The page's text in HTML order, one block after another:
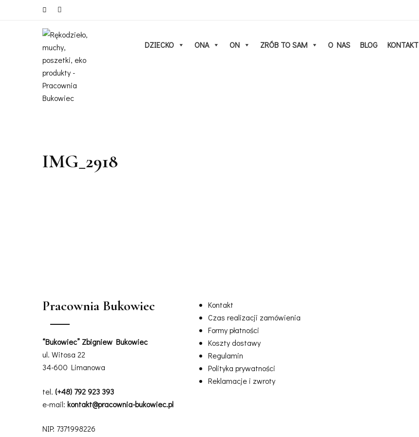
DZIECKO ONA ON ZRÓB TO SAM O NAS BLOG KONTAKT
IMG_2918
Pracownia Bukowiec
“Bukowiec” Zbigniew Bukowiec
ul. Witosa 22
34-600 Limanowa
tel. (+48) 792 923 393
e-mail: kontakt@pracownia-bukowiec.pl
NIP: 7371998226
Kontakt
Czas realizacji zamówienia
Formy płatności
Koszty dostawy
Regulamin
Polityka prywatności
Reklamacje i zwroty